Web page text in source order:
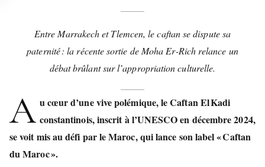
Entre Marrakech et Tlemcen, le caftan se dispute sa
paternité : la récente sortie de Moha Er‑Rich relance un
débat brûlant sur l’appropriation culturelle.
A u cœur d’une vive polémique, le Caftan El Kadi
constantinois, inscrit à l’UNESCO en décembre 2024,
se voit mis au défi par le Maroc, qui lance son label « Caftan
du Maroc ».